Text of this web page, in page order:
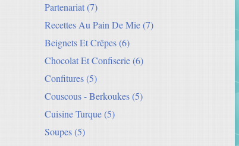
Partenariat(7)
Recettes Au Pain De Mie(7)
Beignets Et Crêpes(6)
Chocolat Et Confiserie(6)
Confitures(5)
Couscous - Berkoukes(5)
Cuisine Turque(5)
Soupes(5)